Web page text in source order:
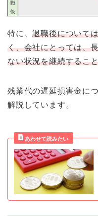
特に、退職後について
く、会社にとっては、
ない状況を継続するこ
残業代の遅延損害金に
解説しています。